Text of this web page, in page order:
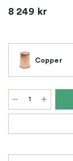
8 249 kr
Copper